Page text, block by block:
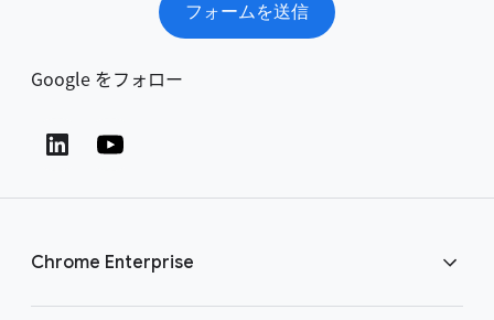
フォームを送信
Google をフォロー
Chrome Enterprise